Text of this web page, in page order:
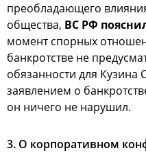
преобладающего
общества, ВС РФ
момент спорных
банкротстве не
обязанности для Кузина
заявлением о
он ничего не нарушил.
3. О корпоративном